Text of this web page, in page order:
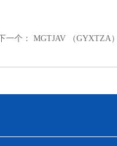
一个： MGTJAV （GYXTZA